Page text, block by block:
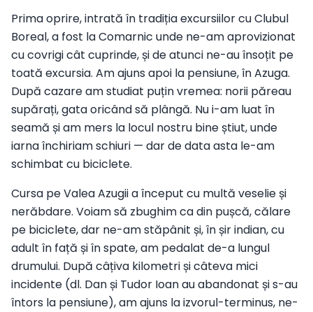
Prima oprire, intrată în tradiția excursiilor cu Clubul
Boreal, a fost la Comarnic unde ne-am aprovizionat
cu covrigi cât cuprinde, și de atunci ne-au însoțit pe
toată excursia. Am ajuns apoi la pensiune, în Azuga.
După cazare am studiat puțin vremea: norii păreau
supărați, gata oricând să plângă. Nu i-am luat în
seamă și am mers la locul nostru bine știut, unde
iarna închiriam schiuri — dar de data asta le-am
schimbat cu biciclete.
Cursa pe Valea Azugii a început cu multă veselie și
nerăbdare. Voiam să zbughim ca din pușcă, călare
pe biciclete, dar ne-am stăpânit și, în șir indian, cu
adult în față și în spate, am pedalat de-a lungul
drumului. După câțiva kilometri și câteva mici
incidente (dl. Dan și Tudor Ioan au abandonat și s-au
întors la pensiune), am ajuns la izvorul-terminus, ne-